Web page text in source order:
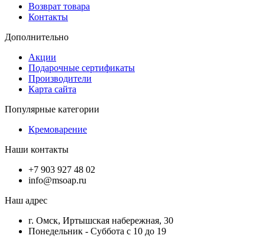
Возврат товара
Контакты
Дополнительно
Акции
Подарочные сертификаты
Производители
Карта сайта
Популярные категории
Кремоварение
Наши контакты
+7 903 927 48 02
info@msoap.ru
Наш адрес
г. Омск, Иртышская набережная, 30
Понедельник - Суббота с 10 до 19